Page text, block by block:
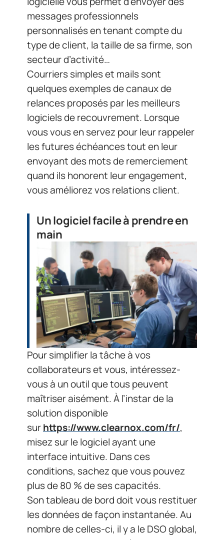
messages professionnels
personnalisés en tenant compte du
type de client, la taille de sa firme, son
secteur d’activité…
Courriers simples et mails sont
quelques exemples de canaux de
relances proposés par les meilleurs
logiciels de recouvrement. Lorsque
vous vous en servez pour leur rappeler
les futures échéances tout en leur
envoyant des mots de remerciement
quand ils honorent leur engagement,
vous améliorez vos relations client.
Un logiciel facile à prendre en
main
Pour simplifier la tâche à vos
collaborateurs et vous, intéressez-
vous à un outil que tous peuvent
maîtriser aisément. À l’instar de la
solution disponible
surhttps://www.clearnox.com/fr/,
misez sur le logiciel ayant une
interface intuitive. Dans ces
conditions, sachez que vous pouvez
plus de 80 % de ses capacités.
Son tableau de bord doit vous restituer
les données de façon instantanée. Au
nombre de celles-ci, il y a le DSO global,